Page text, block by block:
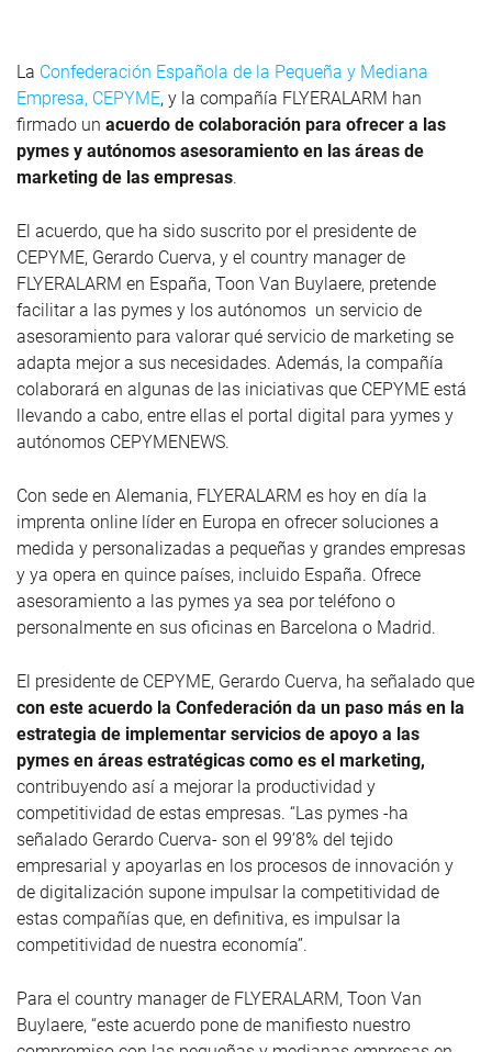
La Confederación Española de la Pequeña y Mediana
Empresa, CEPYME, y la compañía FLYERALARM han
firmado un acuerdo de colaboración para ofrecer a las
pymes y autónomos asesoramiento en las áreas de
marketing de las empresas.
El acuerdo, que ha sido suscrito por el presidente de
CEPYME, Gerardo Cuerva, y el country manager de
FLYERALARM en España, Toon Van Buylaere, pretende
facilitar a las pymes y los autónomos un servicio de
asesoramiento para valorar qué servicio de marketing se
adapta mejor a sus necesidades. Además, la compañía
colaborará en algunas de las iniciativas que CEPYME está
llevando a cabo, entre ellas el portal digital para yymes y
autónomos CEPYMENEWS.
Con sede en Alemania, FLYERALARM es hoy en día la
imprenta online líder en Europa en ofrecer soluciones a
medida y personalizadas a pequeñas y grandes empresas
y ya opera en quince países, incluido España. Ofrece
asesoramiento a las pymes ya sea por teléfono o
personalmente en sus oficinas en Barcelona o Madrid.
El presidente de CEPYME, Gerardo Cuerva, ha señalado que
con este acuerdo la Confederación da un paso más en la
estrategia de implementar servicios de apoyo a las
pymes en áreas estratégicas como es el marketing,
contribuyendo así a mejorar la productividad y
competitividad de estas empresas. “Las pymes -ha
señalado Gerardo Cuerva- son el 99’8% del tejido
empresarial y apoyarlas en los procesos de innovación y
de digitalización supone impulsar la competitividad de
estas compañías que, en definitiva, es impulsar la
competitividad de nuestra economía”.
Para el country manager de FLYERALARM, Toon Van
Buylaere, “este acuerdo pone de manifiesto nuestro